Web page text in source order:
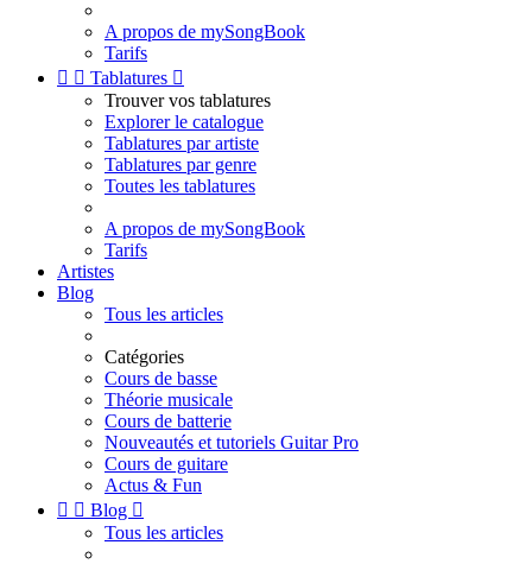
A propos de mySongBook
Tarifs
  Tablatures 
Trouver vos tablatures
Explorer le catalogue
Tablatures par artiste
Tablatures par genre
Toutes les tablatures
A propos de mySongBook
Tarifs
Artistes
Blog
Tous les articles
Catégories
Cours de basse
Théorie musicale
Cours de batterie
Nouveautés et tutoriels Guitar Pro
Cours de guitare
Actus & Fun
  Blog 
Tous les articles